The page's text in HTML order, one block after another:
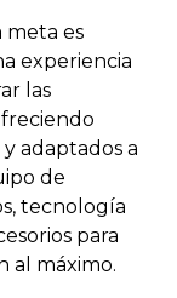
meta es
experiencia
las
adaptados a
de
tecnología
para
al máximo.